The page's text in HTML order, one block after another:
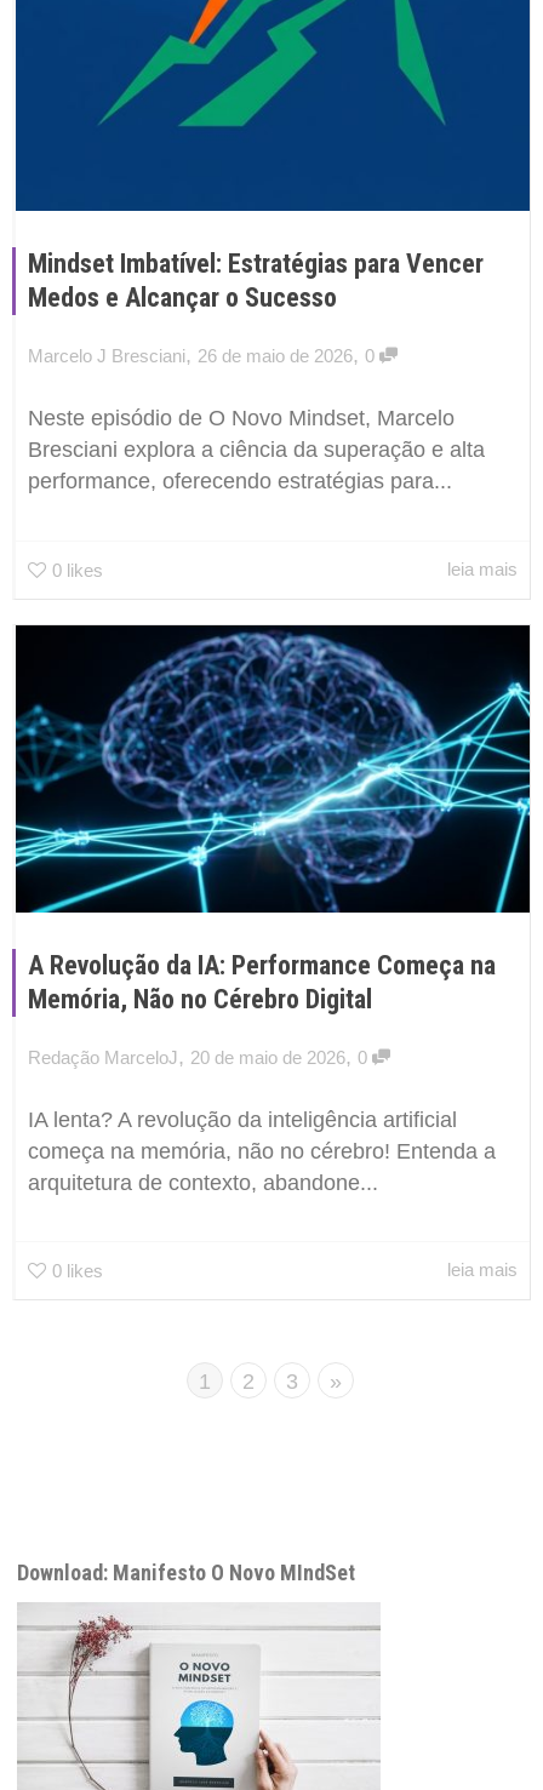
Mindset Imbatível: Estratégias para Vencer
Medos e Alcançar o Sucesso
Marcelo J Bresciani, 26 de maio de 2026, 0
Neste episódio de O Novo Mindset, Marcelo
Bresciani explora a ciência da superação e alta
performance, oferecendo estratégias para...
0 likes leia mais
A Revolução da IA: Performance Começa na
Memória, Não no Cérebro Digital
Redação MarceloJ, 20 de maio de 2026, 0
IA lenta? A revolução da inteligência artificial
começa na memória, não no cérebro! Entenda a
arquitetura de contexto, abandone...
0 likes leia mais
1 2 3 »
Download: Manifesto O Novo MIndSet